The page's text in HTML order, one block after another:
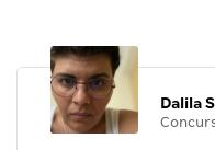
Dalila